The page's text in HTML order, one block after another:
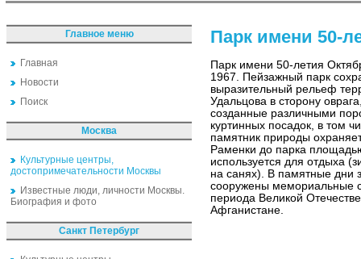
Главное меню
Главная
Новости
Поиск
Москва
Культурные центры,
достопримечательности Москвы
Известные люди, личности Москвы.
Биография и фото
Санкт Петербург
Парк имени 50-
Парк имени 50-летия
1967. Пейзажный парк
выразительный рельеф
Удальцова в сторону
созданные различными
куртинных посадок, в том
памятник природы
Раменки до парка
используется для отдыха
на санях). В памятные дни
сооружены мемориальные
периода Великой
Афганистане.